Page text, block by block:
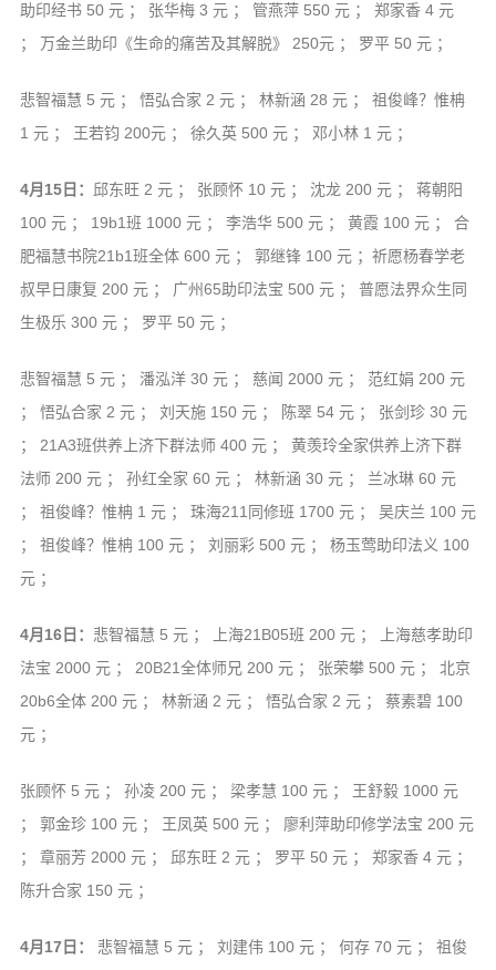
助印经书 50 元 ； 张华梅 3 元 ； 管燕萍 550 元 ； 郑家香 4 元
； 万金兰助印《生命的痛苦及其解脱》 250元 ； 罗平 50 元 ；
悲智福慧 5 元 ； 悟弘合家 2 元 ； 林新涵 28 元 ； 祖俊峰？惟柟
1 元 ； 王若钧 200元 ； 徐久英 500 元 ； 邓小林 1 元 ；
4月15日：
邱东旺 2 元 ； 张顾怀 10 元 ； 沈龙 200 元 ； 蒋朝阳
100 元 ； 19b1班 1000 元 ； 李浩华 500 元 ； 黄霞 100 元 ； 合
肥福慧书院21b1班全体 600 元 ； 郭继锋 100 元 ；祈愿杨春学老
叔早日康复 200 元 ； 广州65助印法宝 500 元 ； 普愿法界众生同
生极乐 300 元 ； 罗平 50 元 ；
悲智福慧 5 元 ； 潘泓洋 30 元 ； 慈闻 2000 元 ； 范红娟 200 元
； 悟弘合家 2 元 ； 刘天施 150 元 ； 陈翠 54 元 ； 张剑珍 30 元
； 21A3班供养上济下群法师 400 元 ； 黄羡玲全家供养上济下群
法师 200 元 ； 孙红全家 60 元 ； 林新涵 30 元 ； 兰冰琳 60 元
； 祖俊峰？惟柟 1 元 ； 珠海211同修班 1700 元 ； 吴庆兰 100 元
； 祖俊峰？惟柟 100 元 ； 刘丽彩 500 元 ； 杨玉莺助印法义 100
元 ；
4月16日： 悲智福慧 5 元 ； 上海21B05班 200 元 ； 上海慈孝助印
法宝 2000 元 ； 20B21全体师兄 200 元 ； 张荣攀 500 元 ； 北京
20b6全体 200 元 ； 林新涵 2 元 ； 悟弘合家 2 元 ； 蔡素碧 100
元 ；
张顾怀 5 元 ； 孙凌 200 元 ； 梁孝慧 100 元 ； 王舒毅 1000 元
； 郭金珍 100 元 ； 王凤英 500 元 ； 廖利萍助印修学法宝 200 元
； 章丽芳 2000 元 ； 邱东旺 2 元 ； 罗平 50 元 ； 郑家香 4 元 ；
陈升合家 150 元 ；
4月17日： 悲智福慧 5 元 ； 刘建伟 100 元 ； 何存 70 元 ； 祖俊